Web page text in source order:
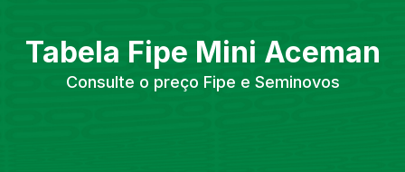
Tabela Fipe Mini Aceman
Consulte o preço Fipe e Seminovos